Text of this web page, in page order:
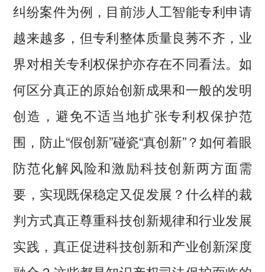
纠纷案件为例，目前涉人工智能专利申请
越来越多，但专利整体质量良莠不齐，业
界对相关专利权保护亦存在不同看法。如
何区分真正的原始创新成果和一般的发明
创造，避免不适当地扩张专利权保护范
围，防止“假创新”碰瓷“真创新”？如何着眼
防范化解风险和激励科技创新两方面需
要，实现既保稳定又促发展？什么样的裁
判方式真正尊重科技创新规律和行业发展
实践，真正促进科技创新和产业创新深度